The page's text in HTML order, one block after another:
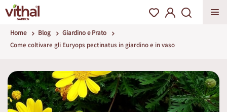
Home Blog
Giardino e Prato
Come coltivare gli Euryops pectinatus in giardino e in vaso